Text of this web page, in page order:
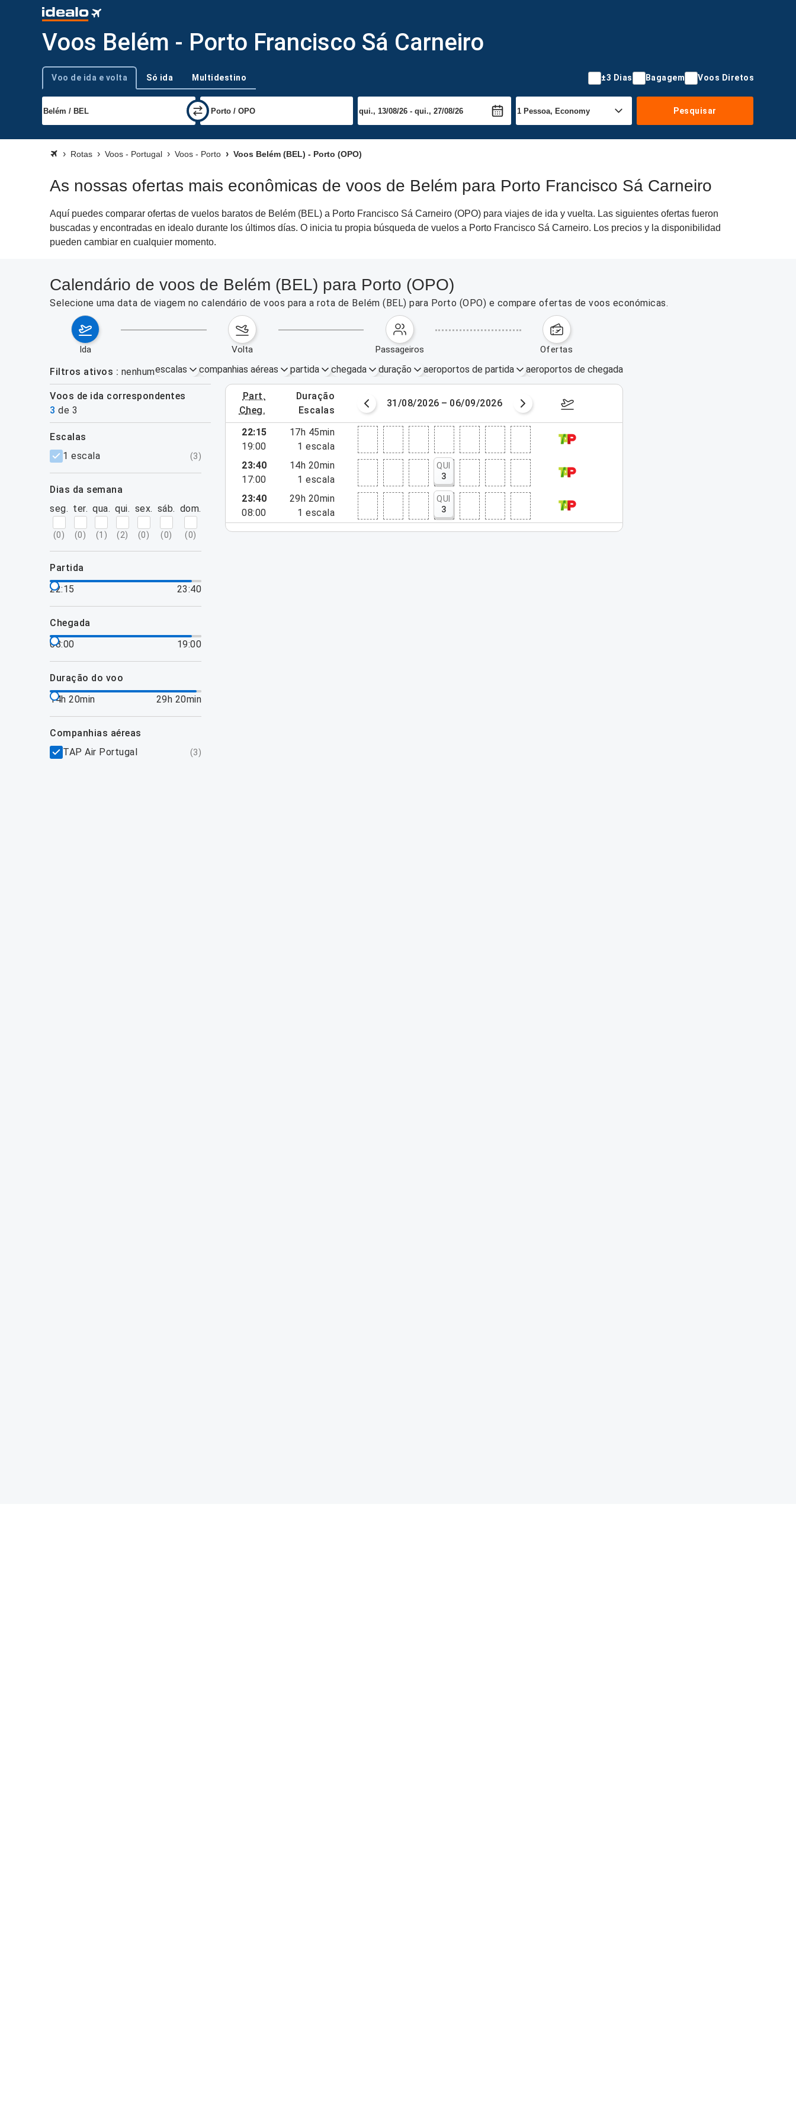
Voos Belém - Porto Francisco Sá Carneiro
Tipo de viagem
Voo de ida e volta Só ida Multidestino ±3 Dias Bagagem Voos Diretos
Pesquisar
Rotas Voos - Portugal Voos - Porto Voos Belém (BEL) - Porto (OPO)
As nossas ofertas mais econômicas de voos de Belém para Porto Francisco Sá Carneiro
Aquí puedes comparar ofertas de vuelos baratos de Belém (BEL) a Porto Francisco Sá Carneiro (OPO) para viajes de ida y vuelta. Las siguientes ofertas fueron
buscadas y encontradas en idealo durante los últimos días. O inicia tu propia búsqueda de vuelos a Porto Francisco Sá Carneiro. Los precios y la disponibilidad
pueden cambiar en cualquier momento.
Calendário de voos de Belém (BEL) para Porto (OPO)
Selecione uma data de viagem no calendário de voos para a rota de Belém (BEL) para Porto (OPO) e compare ofertas de voos económicas.
ida volta passageiros ofertas
Filtros ativos nenhumescalas companhias aéreas partida chegada duração aeroportos de partida aeroportos de chegada
Voos de ida correspondentes
3 de 3
part.
cheg.
duração
escalas
24–30 de agosto de 2026 31/08/2026 – 06/09/2026 7–13 de setembro de 2026
filtros
escalas
1 escala
(3)
dias da semana
seg.
(0)
ter.
(0)
qua.
(1 )
qui.
(2)
sex.
(0)
sáb.
(0)
dom.
(0)
partida
22:15
23:40
chegada
08:00
19:00
duração do voo
14h 20min
29h 20min
companhias aéreas
TAP Air Portugal
(3)
22:15
19:00
17h 45min
1 escala
23:40
17:00
14h 20min
1 escala
QUI
3
23:40
08:00
29h 20min
1 escala
QUI
3